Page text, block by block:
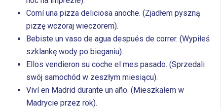
Comí una pizza deliciosa anoche. (Zjadłem pyszną
pizzę wczoraj wieczorem).
Bebiste un vaso de agua después de correr. (Wypiłeś
szklankę wody po bieganiu).
Ellos vendieron su coche el mes pasado. (Sprzedali
swój samochód w zeszłym miesiącu).
Viví en Madrid durante un año. (Mieszkałem w
Madrycie przez rok).